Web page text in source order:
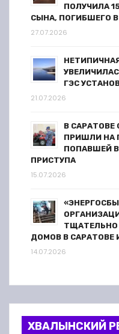
ПОЛУЧИЛА
СЫНА, ПОГИБШЕГО В
27.07.2026
ГЭС
21.07.2026
В
ПРИШЛИ НА
ПОПАВШЕЙ
ПРИСТУПА
15.07.2026
ТЩАТЕЛЬНО
ДОМОВ В САРАТОВЕ
14.07.2026
ХВАЛЫНСКИЙ